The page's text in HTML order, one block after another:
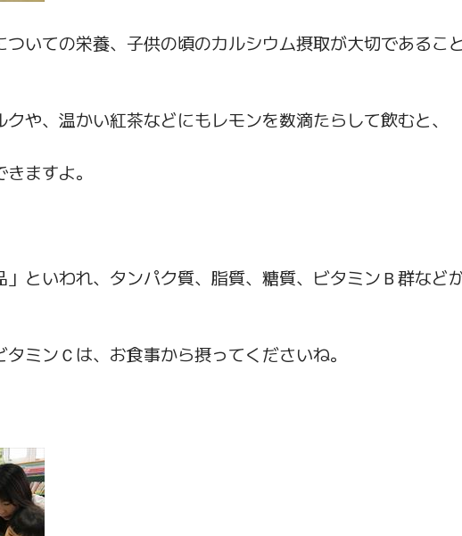
ついての栄養、子供の頃のカルシウム摂取が大切であるこ
や、温かい紅茶などにもレモンを数滴たらして飲むと、
ますよ。
といわれ、タンパク質、脂質、糖質、ビタミンＢ群など
ミンＣは、お食事から摂ってくださいね。